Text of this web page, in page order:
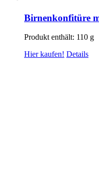
Birnenkonfitüre
Produkt enthält: 110 g
Hier kaufen! Details